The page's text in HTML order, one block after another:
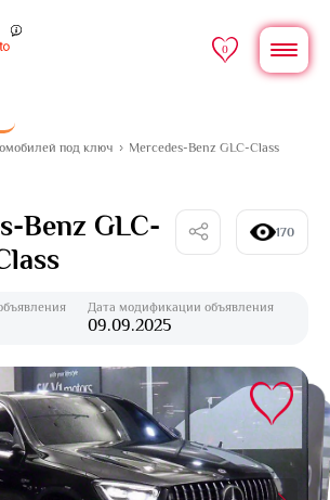
0
под ключ Mercedes-Benz GLC-Class
Benz GLC-
170
Дата модификации объявления
09.09.2025